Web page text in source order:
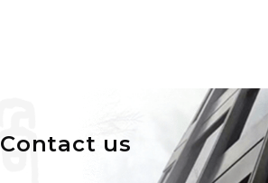
Contact us